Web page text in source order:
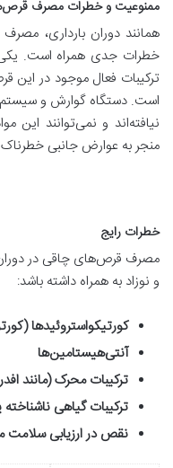
ممنوعیت و خطرات مصرف
همانند دوران بارداری،
خطرات جدی همراه است. یکی
ترکیبات فعال موجود در این
است. دستگاه گوارش و سیستم
نیافته‌اند و نمی‌توانند این
منجر به عوارض جانبی
خطرات رایج
مصرف قرص‌های چاقی در دوران
و نوزاد به همراه داشته باشد:
کورتیکواستروئیدها
آنتی‌هیستامین‌ها
ترکیبات محرک (مانند
ترکیبات گیاهی
نقص در ارزیابی